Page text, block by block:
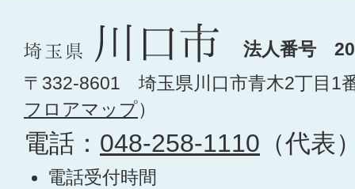
法人番号
〒332-8601 埼玉県川口市青木2丁目1
フロアマップ）
電話： 048-258-1110 （代表
電話受付時間